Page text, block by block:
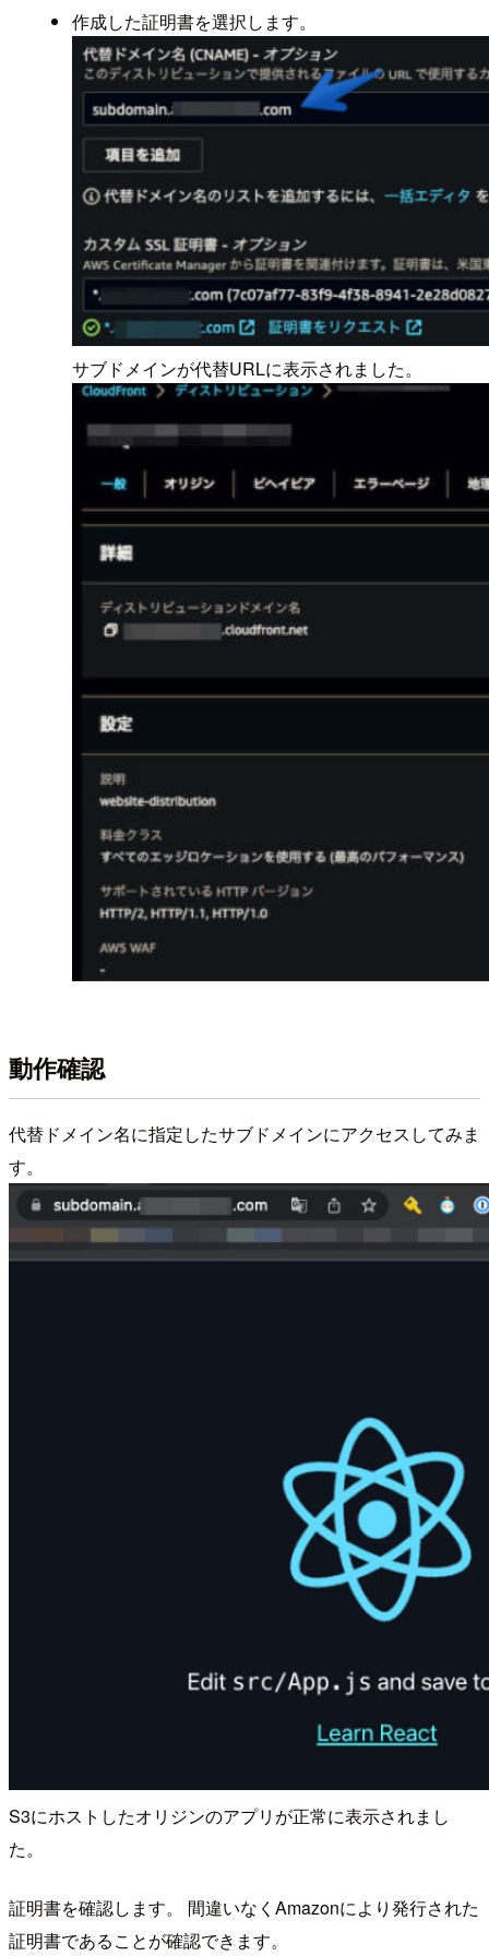
作成した証明書を選択します。
サブドメインが代替URLに表示されました。
動作確認
代替ドメイン名に指定したサブドメインにアクセスしてみま
す。
S3にホストしたオリジンのアプリが正常に表示されまし
た。
証明書を確認します。 間違いなくAmazonにより発行された
証明書であることが確認できます。